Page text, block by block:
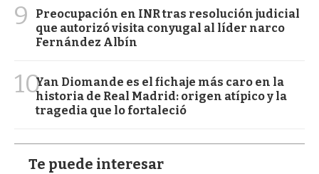
9
Preocupación en INR tras resolución judicial
que autorizó visita conyugal al líder narco
Fernández Albín
10Yan Diomande es el fichaje más caro en la
historia de Real Madrid: origen atípico y la
tragedia que lo fortaleció
Te puede interesar